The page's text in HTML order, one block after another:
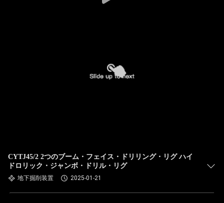
CYTJ45/2 2つのブーム・フェイス・ドリリング・リグ ハイ
ドロリック・ジャンボ・ドリル・リグ
地下掘削装置 2025-01-21